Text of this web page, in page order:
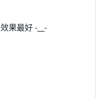
果最好 -__-